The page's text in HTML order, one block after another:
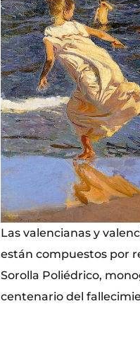
Las valencianas y
están compuestos por
Sorolla Poliédrico,
centenario del